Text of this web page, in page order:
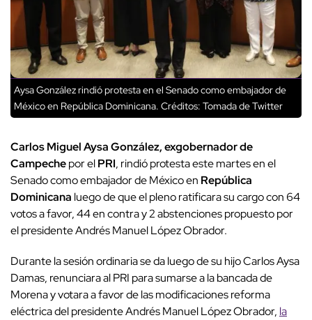
Aysa González rindió protesta en el Senado como embajador de
México en República Dominicana. Créditos: Tomada de Twitter
Carlos Miguel Aysa González, exgobernador de
Campechepor elPRI, rindió protesta este martes en el
Senado como embajador de México en República
Dominicana luego de que el pleno ratificara su cargo con 64
votos a favor, 44 en contra y 2 abstenciones propuesto por
el presidente Andrés Manuel López Obrador.
Durante la sesión ordinaria se da luego de su hijo Carlos Aysa
Damas, renunciara al PRI para sumarse a la bancada de
Morena y votara a favor de las modificaciones reforma
eléctrica del presidente Andrés Manuel López Obrador, la